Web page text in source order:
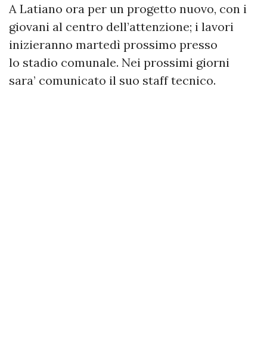
A Latiano ora per un progetto nuovo, con i
giovani al centro dell’attenzione; i lavori
inizieranno martedì prossimo presso
lo stadio comunale. Nei prossimi giorni
sara’ comunicato il suo staff tecnico.